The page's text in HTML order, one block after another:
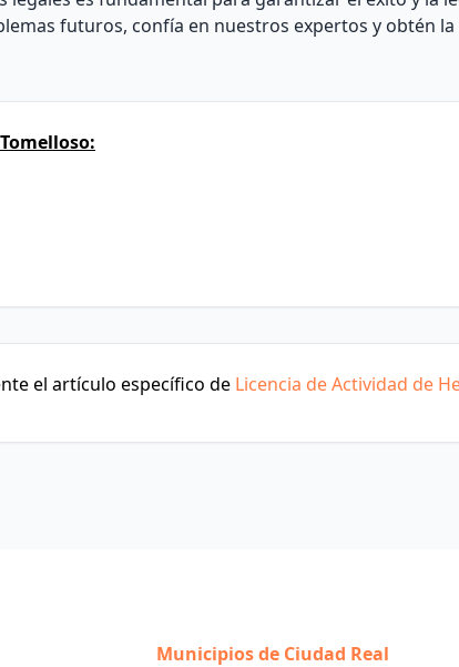
futuros, confía en nuestros expertos y obtén la
el artículo específico de Licencia de Actividad de
Municipios de Ciudad Real